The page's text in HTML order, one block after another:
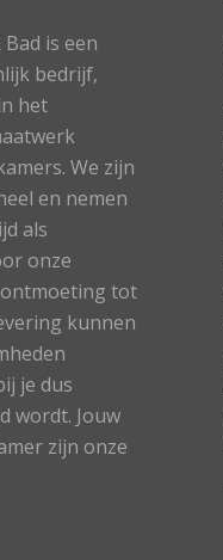
is een
bedrijf,
het
We zijn
en nemen
als
onze
tot
kunnen
je dus
wordt. Jouw
zijn onze